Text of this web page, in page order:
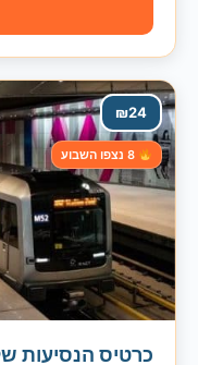
24
₪
כרטיס הנסיעות